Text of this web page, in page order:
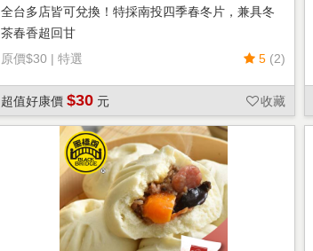
茶
全台多店皆可兌換！特採南投四季春冬片，兼具冬
茶春香超回甘
原價$30 | 特選 5 (2)
超值好康價 $30 元 收藏